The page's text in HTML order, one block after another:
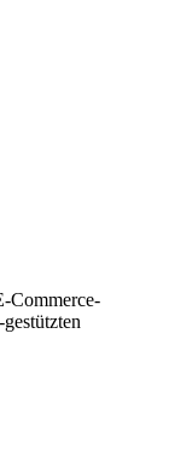
Commerce-